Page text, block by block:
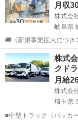
月収
株式会
岐阜県
🚚《新規事業拡大につきスタッフ募集！
で、 新たなキャリアをスタートしま
い」 そんな方もぜひお気軽にご応
＝＝＝＝...
岐阜 岐阜市 そ
株式
クド
月給
株式会
埼玉県
■中型トラック（パッカ